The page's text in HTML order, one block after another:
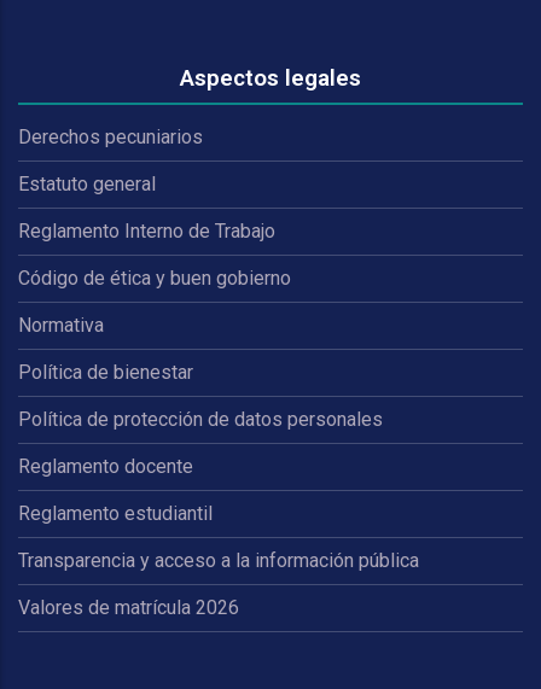
Aspectos legales
Derechos pecuniarios
Estatuto general
Reglamento Interno de Trabajo
Código de ética y buen gobierno
Normativa
Política de bienestar
Política de protección de datos personales
Reglamento docente
Reglamento estudiantil
Transparencia y acceso a la información pública
Valores de matrícula 2026